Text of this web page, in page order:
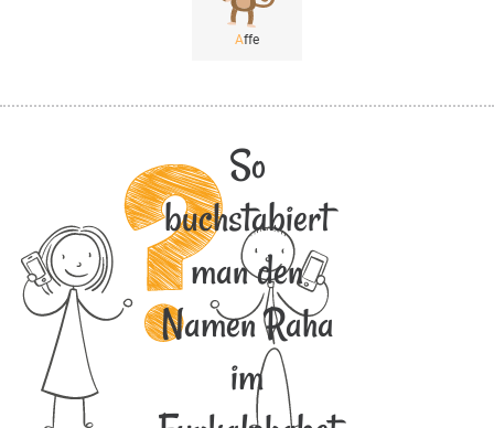
Affe
So
buchstabiert
man den
Namen Raha
im